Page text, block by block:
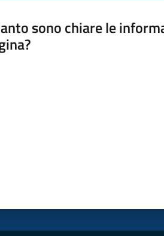
sono chiare le